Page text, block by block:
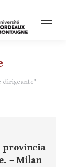
dirigeante"
provincia
– Milan